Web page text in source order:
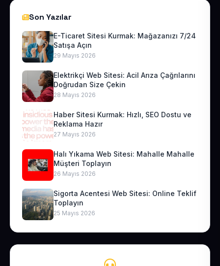
Son Yazılar
E-Ticaret Sitesi Kurmak: Mağazanızı 7/24
Satışa Açın
29 Mayıs 2026
Elektrikçi Web Sitesi: Acil Arıza Çağrılarını
Doğrudan Size Çekin
28 Mayıs 2026
Haber Sitesi Kurmak: Hızlı, SEO Dostu ve
Reklama Hazır
27 Mayıs 2026
Halı Yıkama Web Sitesi: Mahalle Mahalle
Müşteri Toplayın
26 Mayıs 2026
Sigorta Acentesi Web Sitesi: Online Teklif
Toplayın
25 Mayıs 2026